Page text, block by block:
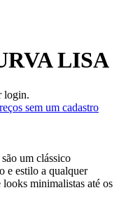
LISA
login.
sem um cadastro
um clássico
e estilo a qualquer
looks minimalistas até os